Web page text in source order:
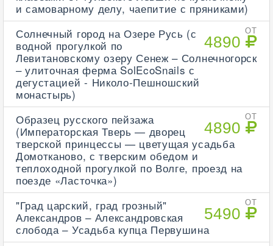
и самоварному делу, чаепитие с пряниками)
ОТ
4890
Солнечный город на Озере Русь (с
водной прогулкой по
Левитановскому озеру Сенеж – Солнечногорск
– улиточная ферма SolEcoSnails с
дегустацией - Николо-Пешношский
монастырь)
ОТ
4890
Образец русского пейзажа
(Императорская Тверь — дворец
тверской принцессы — цветущая усадьба
Домотканово, с тверским обедом и
теплоходной прогулкой по Волге, проезд на
поезде «Ласточка»)
ОТ
5490
"Град царский, град грозный"
Александров – Александровская
слобода – Усадьба купца Первушина